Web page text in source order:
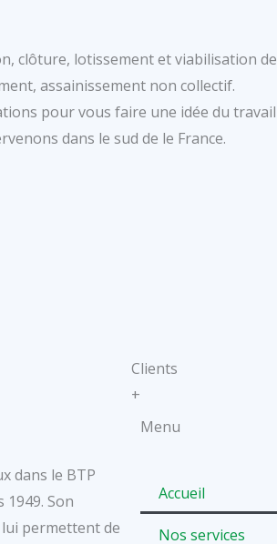
clôture, lotissement et viabilisation de
assainissement non collectif.
pour vous faire une idée du travail
dans le sud de le France.
Clients
+
dans le BTP
1949. Son
permettent de
Menu
Accueil
Nos services